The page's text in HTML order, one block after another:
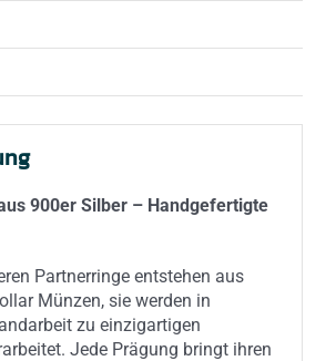
900er Silber – Handgefertigte
Partnerringe entstehen aus
Münzen, sie werden in
zu einzigartigen
Jede Prägung bringt ihren